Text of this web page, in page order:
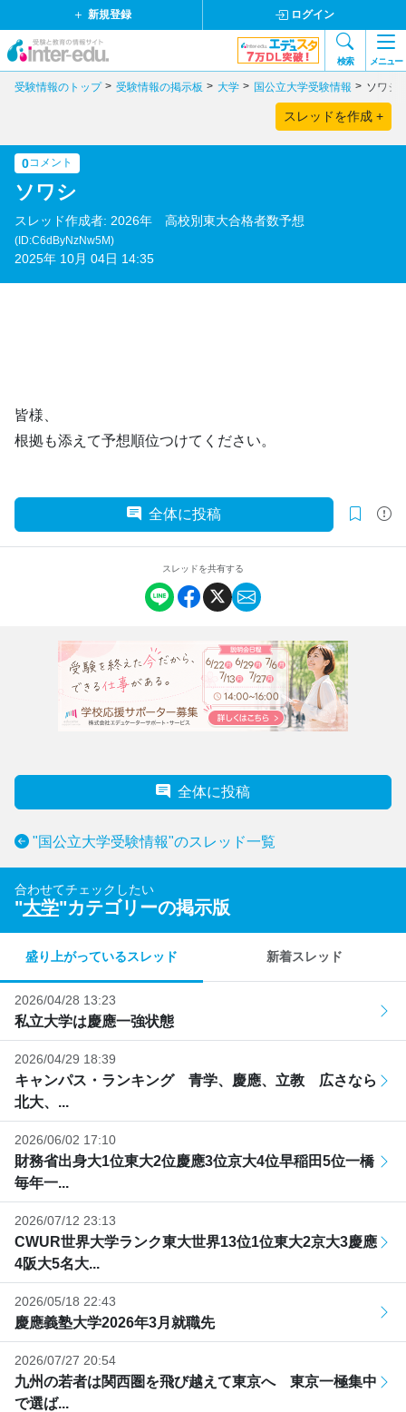
新規登録 ログイン
検索 メニュー
受験情報のトップ 受験情報の掲示板 大学 国公立大学受験情報 ソワシ
スレッドを作成 +
0コメント
ソワシ
スレッド作成者: 2026年 高校別東大合格者数予想
(ID:C6dByNzNw5M)
2025年 10月 04日 14:35
皆様、
根拠も添えて予想順位つけてください。
全体に投稿
スレッドを共有する
全体に投稿
"国公立大学受験情報"のスレッド一覧
合わせてチェックしたい
"大学"カテゴリーの掲示版
盛り上がっているスレッド 新着スレッド
2026/04/28 13:23
私立大学は慶應一強状態
2026/04/29 18:39
キャンパス・ランキング 青学、慶應、立教 広さなら
北大、...
2026/06/02 17:10
財務省出身大1位東大2位慶應3位京大4位早稲田5位一橋
毎年一...
2026/07/12 23:13
CWUR世界大学ランク東大世界13位1位東大2京大3慶應
4阪大5名大...
2026/05/18 22:43
慶應義塾大学2026年3月就職先
2026/07/27 20:54
九州の若者は関西圏を飛び越えて東京へ 東京一極集中
で選ば...